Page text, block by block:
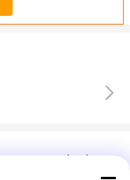
termico
telecomunicazioni
3,0 W/MK per
termico alta